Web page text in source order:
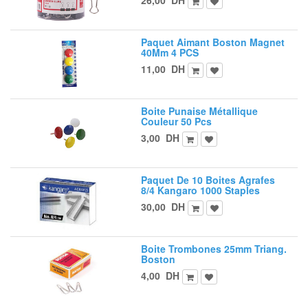
Paquet Aimant Boston Magnet
40Mm 4 PCS
11,00 DH
Boite Punaise Métallique
Couleur 50 Pcs
3,00 DH
Paquet De 10 Boites Agrafes
8/4 Kangaro 1000 Staples
30,00 DH
Boite Trombones 25mm Triang.
Boston
4,00 DH